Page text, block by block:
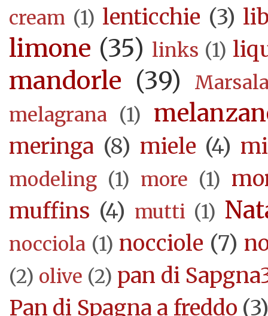
cream (1) lenticchie (3)
limone (35) links (1)
mandorle (39)
melagrana (1)
meringa (8) miele (4)
modeling (1) more (1)
muffins (4) mutti (1)
nocciola (1) nocciole (7)
(2) olive (2) pan di
Pan di Spagna a freddo (3)